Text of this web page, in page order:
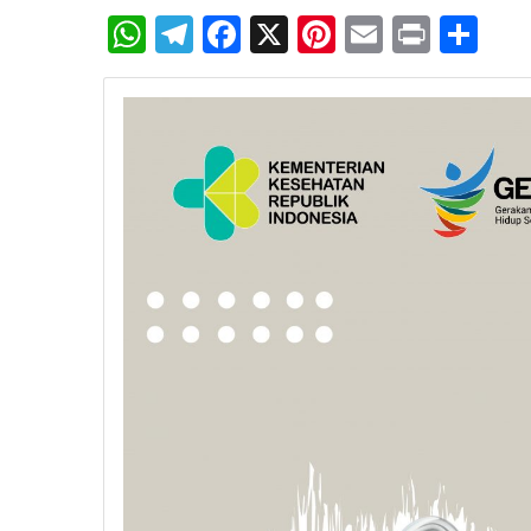
WhatsApp
Telegram
Facebook
X Pinterest
Email
Print